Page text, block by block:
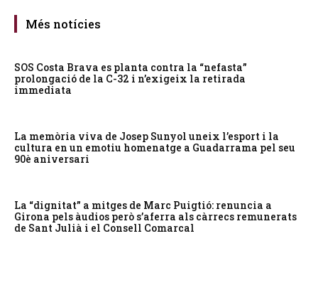
Més notícies
SOS Costa Brava es planta contra la “nefasta”
prolongació de la C-32 i n’exigeix la retirada
immediata
La memòria viva de Josep Sunyol uneix l’esport i la
cultura en un emotiu homenatge a Guadarrama pel seu
90è aniversari
La “dignitat” a mitges de Marc Puigtió: renuncia a
Girona pels àudios però s’aferra als càrrecs remunerats
de Sant Julià i el Consell Comarcal